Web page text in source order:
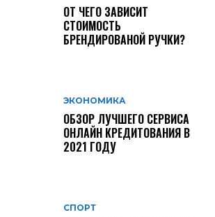
ОТ ЧЕГО ЗАВИСИТ
СТОИМОСТЬ
БРЕНДИРОВАНОЙ РУЧКИ?
ЭКОНОМИКА
ОБЗОР ЛУЧШЕГО СЕРВИСА
ОНЛАЙН КРЕДИТОВАНИЯ В
2021 ГОДУ
СПОРТ